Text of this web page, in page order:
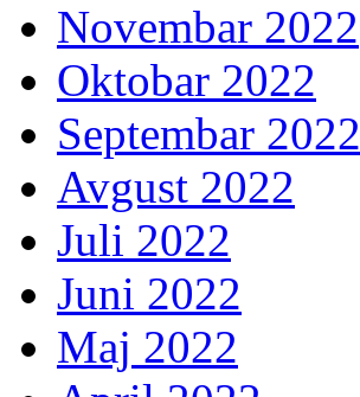
Novembar 2022
Oktobar 2022
Septembar 2022
Avgust 2022
Juli 2022
Juni 2022
Maj 2022